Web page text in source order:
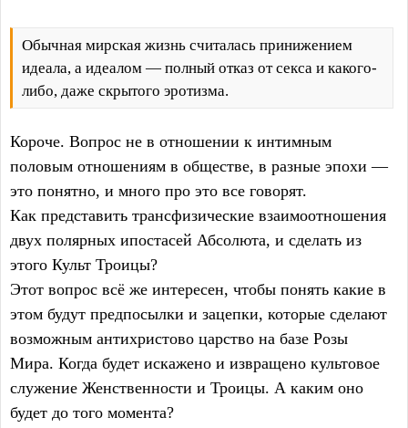
Обычная мирская жизнь считалась принижением
идеала, а идеалом — полный отказ от секса и какого-
либо, даже скрытого эротизма.
Короче. Вопрос не в отношении к интимным
половым отношениям в обществе, в разные эпохи —
это понятно, и много про это все говорят.
Как представить трансфизические взаимоотношения
двух полярных ипостасей Абсолюта, и сделать из
этого Культ Троицы?
Этот вопрос всё же интересен, чтобы понять какие в
этом будут предпосылки и зацепки, которые сделают
возможным антихристово царство на базе Розы
Мира. Когда будет искажено и извращено культовое
служение Женственности и Троицы. А каким оно
будет до того момента?